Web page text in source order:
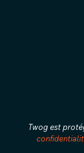
Twog est